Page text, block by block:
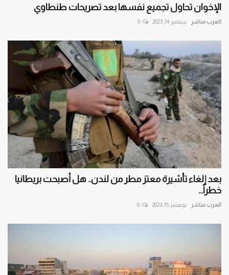
الإخوان تحاول تجميع نفسها بعد تصريحات طنطاوي
العرب مباشر سبتمبر 14, 2023 0
بعد إلغاء تأشيرة معتز مطر من لندن.. هل أصبحت بريطانيا
خطراً...
العرب مباشر نوفمبر 15, 2023 0